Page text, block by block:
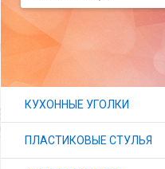
КУХОННЫЕ УГОЛКИ
ПЛАСТИКОВЫЕ СТУЛЬЯ